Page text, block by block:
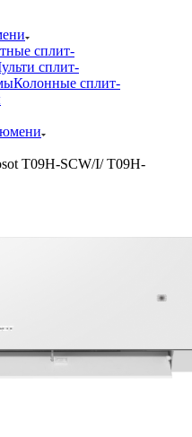
сплит-
сплит-
Колонные сплит-
T09H-SCW/I/ T09H-